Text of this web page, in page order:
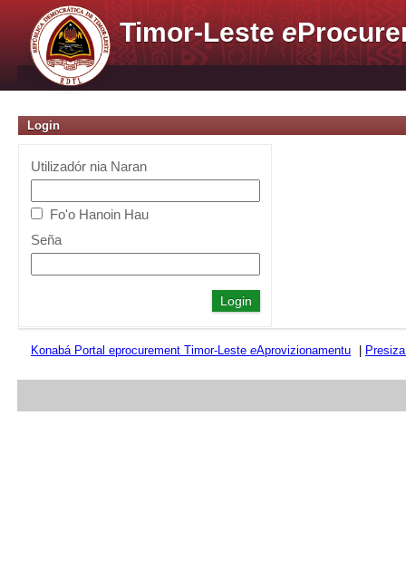
Timor-Lestee
Login
Utilizadór nia Naran
Fo'o Hanoin Hau
Seña
Konabá Portal eprocurement Timor-Leste eAprovizionamentu